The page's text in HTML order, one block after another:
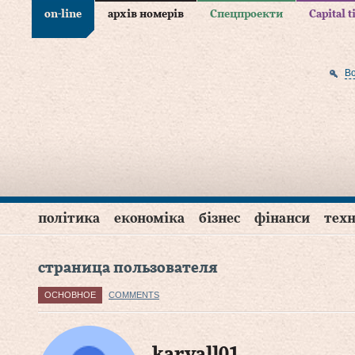
on-line архів номерів Спецпроекти Capital
політика економіка бізнес фінанси
страница пользователя
ОСНОВНОЕ COMMENTS